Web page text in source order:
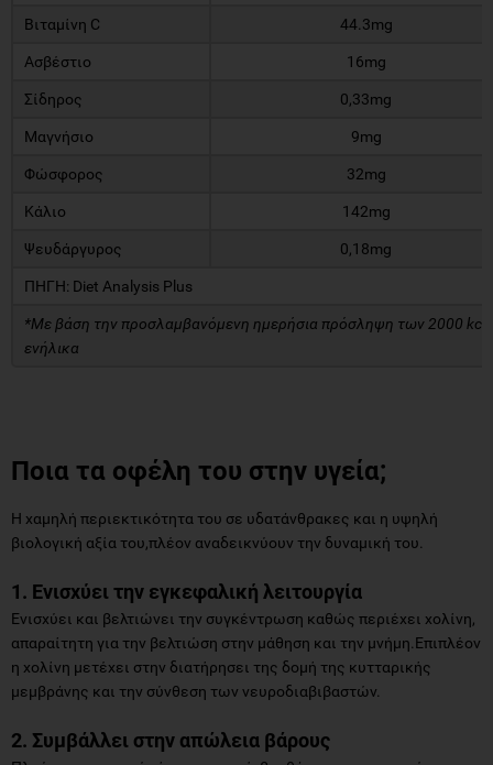
Βιταμίνη C 44.3mg
Ασβέστιο 16mg
Σίδηρος 0,33mg
Μαγνήσιο 9mg
Φώσφορος 32mg
Κάλιο 142mg
Ψευδάργυρος 0,18mg
ΠΗΓΗ: Diet Analysis Plus
*Με βάση την προσλαμβανόμενη ημερήσια πρόσληψη των 2000 kcal
ενήλικα
Ποια τα οφέλη του στην υγεία;
Η χαμηλή περιεκτικότητα του σε υδατάνθρακες και η υψηλή
βιολογική αξία του,πλέον αναδεικνύουν την δυναμική του.
1. Ενισχύει την εγκεφαλική λειτουργία
Ενισχύει και βελτιώνει την συγκέντρωση καθώς περιέχει χολίνη,
απαραίτητη για την βελτιώση στην μάθηση και την μνήμη.Επιπλέον
η χολίνη μετέχει στην διατήρησει της δομή της κυτταρικής
μεμβράνης και την σύνθεση των νευροδιαβιβαστών.
2. Συμβάλλει στην απώλεια βάρους